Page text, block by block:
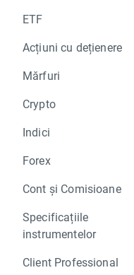
ETF
Acțiuni cu dețienere
Mărfuri
Crypto
Indici
Forex
Cont și Comisioane
Specificațiile
instrumentelor
Client Professional